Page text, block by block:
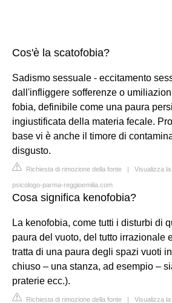
Cos'è la scatofobia?
Sadismo sessuale - eccitamento
dall'infliggere sofferenze o
fobia, definibile come una paura
ingiustificata della materia fecale.
base vi è anche il timore di
disgusto.
Richiesta di rimozione della fonte | Visualizza
psicologo-parma-reggioemilia.com
Cosa significa kenofobia?
La kenofobia, come tutti i disturbi di
paura del vuoto, del tutto irrazionale
tratta di una paura degli spazi vuoti
chiuso – una stanza, ad esempio –
praterie ecc.).
Richiesta di rimozione della fonte | Visualizza